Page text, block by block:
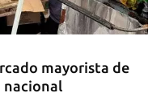
expulsado de
del ICE
mayorista de
nacional